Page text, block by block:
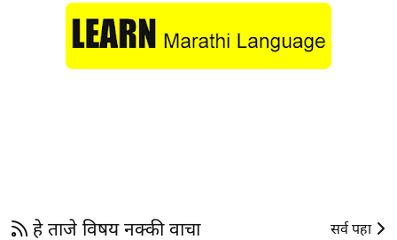
हे ताजे विषय नक्की वाचा सर्व पहा